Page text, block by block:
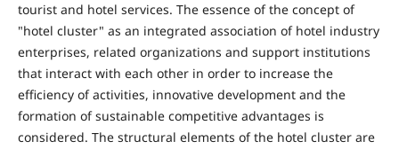
tourist and hotel services. The essence of the concept of
"hotel cluster" as an integrated association of hotel industry
enterprises, related organizations and support institutions
that interact with each other in order to increase the
efficiency of activities, innovative development and the
formation of sustainable competitive advantages is
considered. The structural elements of the hotel cluster are